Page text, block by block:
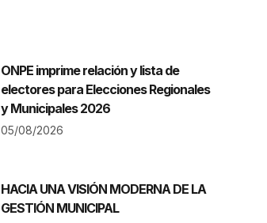
ONPE imprime relación y lista de
electores para Elecciones Regionales
y Municipales 2026
05/08/2026
HACIA UNA VISIÓN MODERNA DE LA
GESTIÓN MUNICIPAL